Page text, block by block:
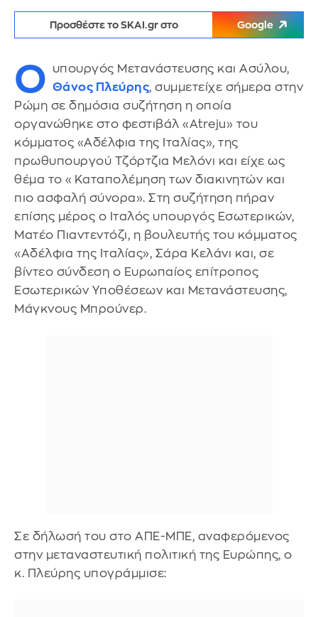
Προσθέστε το SKAI.gr στο Google
Ο
υπουργός Μετανάστευσης και Ασύλου,
Θάνος Πλεύρης, συμμετείχε σήμερα στην
Ρώμη σε δημόσια συζήτηση η οποία
οργανώθηκε στο φεστιβάλ «Atreju» του
κόμματος «Αδέλφια της Ιταλίας», της
πρωθυπουργού Τζόρτζια Μελόνι και είχε ως
θέμα το «Καταπολέμηση των διακινητών και
πιο ασφαλή σύνορα». Στη συζήτηση πήραν
επίσης μέρος ο Ιταλός υπουργός Εσωτερικών,
Ματέο Πιαντεντόζι, η βουλευτής του κόμματος
«Αδέλφια της Ιταλίας», Σάρα Κελάνι και, σε
βίντεο σύνδεση ο Ευρωπαίος επίτροπος
Εσωτερικών Υποθέσεων και Μετανάστευσης,
Μάγκνους Μπρούνερ.
Σε δήλωσή του στο ΑΠΕ-ΜΠΕ, αναφερόμενος
στην μεταναστευτική πολιτική της Ευρώπης, ο
κ. Πλεύρης υπογράμμισε: